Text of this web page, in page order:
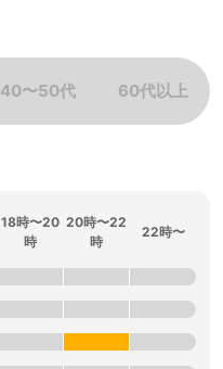
40〜50代
60代以上
18時〜20
時
20時〜22
時
22時〜